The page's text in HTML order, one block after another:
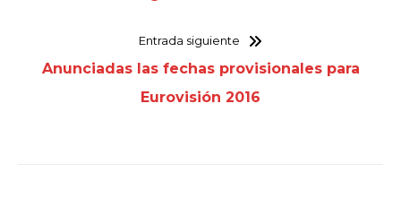
Entrada siguiente
Anunciadas las fechas provisionales para
Eurovisión 2016